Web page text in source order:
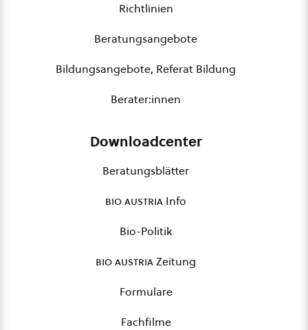
Richtlinien
Beratungsangebote
Bildungsangebote, Referat Bildung
Berater:innen
Downloadcenter
Beratungsblätter
bio austria Info
Bio-Politik
bio austriaZeitung
Formulare
Fachfilme